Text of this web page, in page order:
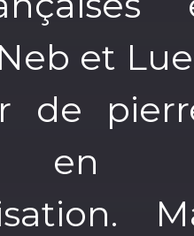
et
de
en